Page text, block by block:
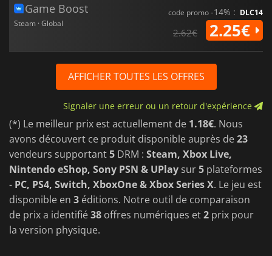
Game Boost
Steam · Global
code promo-14% : DLC14
2.62€ 2.25€
AFFICHER TOUTES LES OFFRES
Signaler une erreur ou un retour d'expérience
(*) Le meilleur prix est actuellement de 1.18€. Nous
avons découvert ce produit disponible auprès de23
vendeurs supportant5 DRM : Steam, Xbox Live,
Nintendo eShop, Sony PSN & UPlay sur5 plateformes
- PC, PS4, Switch, XboxOne & Xbox Series X. Le jeu est
disponible en 3 éditions. Notre outil de comparaison
de prix a identifié38 offres numériques et2 prix pour
la version physique.